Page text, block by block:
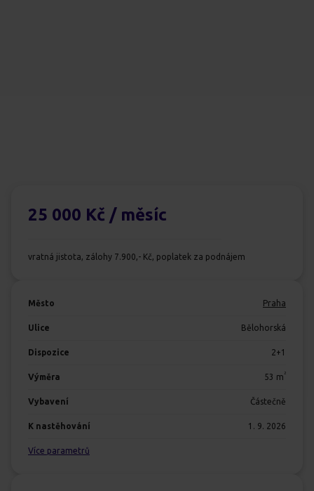
25 000 Kč / měsíc
vratná jistota, zálohy 7.900,- Kč, poplatek za podnájem
Město Praha
Ulice Bělohorská
Dispozice 2+1
Výměra 53 m 2
Vybavení Částečně
K nastěhování 1. 9. 2026
Více parametrů